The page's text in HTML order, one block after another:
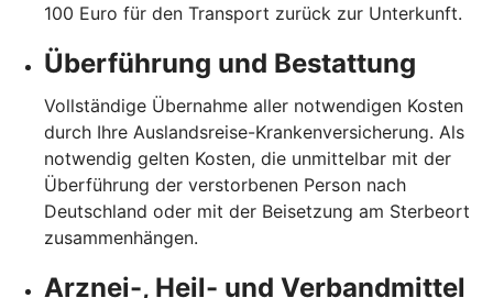
100 Euro für den Transport zurück zur Unterkunft.
Überführung und Bestattung
Vollständige Übernahme aller notwendigen Kosten
durch Ihre Auslandsreise-Krankenversicherung. Als
notwendig gelten Kosten, die unmittelbar mit der
Überführung der verstorbenen Person nach
Deutschland oder mit der Beisetzung am Sterbeort
zusammenhängen.
Arznei-, Heil- und Verbandmittel